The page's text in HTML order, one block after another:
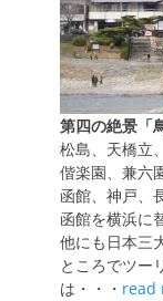
第四の絶景「
松島、天橋立
偕楽園、兼六
函館、神戸、
函館を横浜に
他にも日本三
ところでツー
は・・・ read